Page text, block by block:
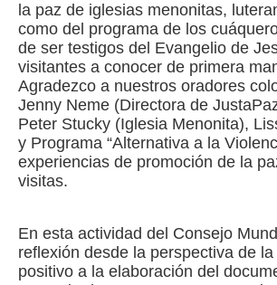
la paz de iglesias menonitas,
como del programa de los
de ser testigos del Evangelio de
visitantes a conocer de primera
Agradezco a nuestros oradores
Jenny Neme (Directora de
Peter Stucky (Iglesia Menonita),
y Programa “Alternativa a la
experiencias de promoción de la
visitas.
En esta actividad del Consejo
reflexión desde la perspectiva de
positivo a la elaboración del